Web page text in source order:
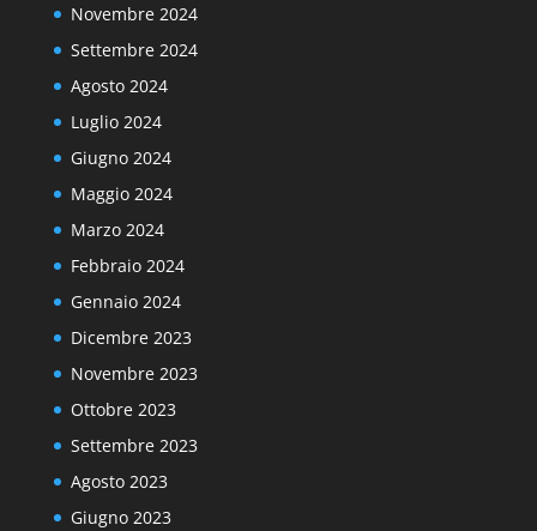
Novembre 2024
Settembre 2024
Agosto 2024
Luglio 2024
Giugno 2024
Maggio 2024
Marzo 2024
Febbraio 2024
Gennaio 2024
Dicembre 2023
Novembre 2023
Ottobre 2023
Settembre 2023
Agosto 2023
Giugno 2023